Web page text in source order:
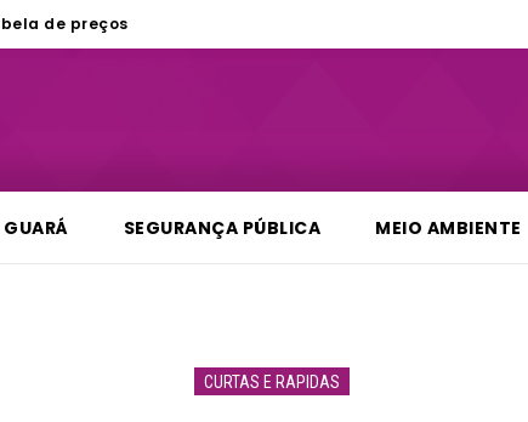
de preços
GUARÁ SEGURANÇA PÚBLICA MEIO AMBIENTE
CURTAS E RAPIDAS